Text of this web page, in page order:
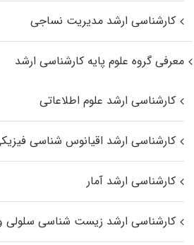
کارشناسی ارشد مدیریت نساجی
معرفی گروه علوم پایه کارشناسی ارشد
کارشناسی ارشد علوم اطلاعاتی
کارشناسی ارشد اقیانوس‌ شناسی
کارشناسی ارشد آمار
کارشناسی ارشد زیست شناسی سلولی